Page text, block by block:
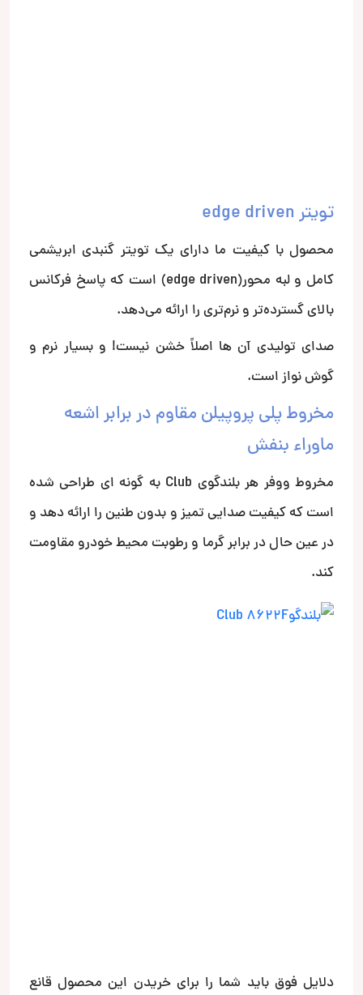
تویتر edge driven
محصول با کیفیت ما دارای یک تویتر گنبدی ابریشمی
کامل و لبه محور(edge driven) است که پاسخ فرکانس
بالای گسترده‌تر و نرم‌تری را ارائه می‌دهد.
صدای تولیدی آن ها اصلاً خشن نیست! و بسیار نرم و
گوش نواز است.
مخروط پلی پروپیلن مقاوم در برابر اشعه
ماوراء بنفش
مخروط ووفر هر بلندگوی Club به گونه ای طراحی شده
است که کیفیت صدایی تمیز و بدون طنین را ارائه دهد و
در عین حال در برابر گرما و رطوبت محیط خودرو مقاومت
کند.
دلایل فوق باید شما را برای خریدن این محصول قانع